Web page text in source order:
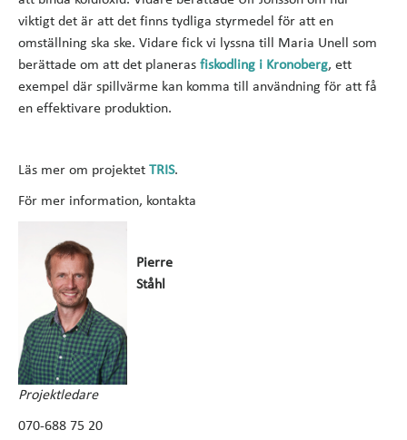
viktigt det är att det finns tydliga styrmedel för att en
omställning ska ske. Vidare fick vi lyssna till Maria Unell som
berättade om att det planeras fiskodling i Kronoberg, ett
exempel där spillvärme kan komma till användning för att få
en effektivare produktion.
Läs mer om projektet TRIS.
För mer information, kontakta
Pierre
Ståhl
Projektledare
070-688 75 20